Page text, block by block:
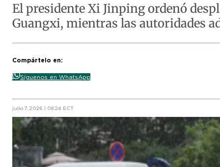
El presidente Xi Jinping ordenó
Guangxi, mientras las autoridades
Compártelo en:
Síguenos en WhatsApp
julio 7, 2026 | 08:24 ECT